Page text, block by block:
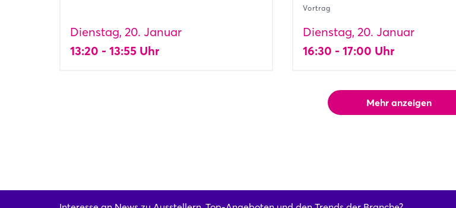
Dienstag, 20. Januar
13:20 - 13:55 Uhr
Vortrag
Dienstag, 20. Januar
16:30 - 17:00 Uhr
Mehr anzeigen